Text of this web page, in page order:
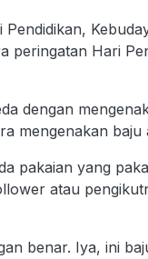
Pendidikan,
peringatan Hari
dengan
mengenakan
pakaian yang
atau
benar. Iya, ini